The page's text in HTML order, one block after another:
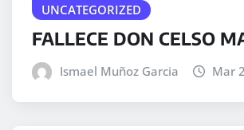
UNCATEGORIZED
FALLECE DON CELSO
Ismael Muñoz Garcia Mar